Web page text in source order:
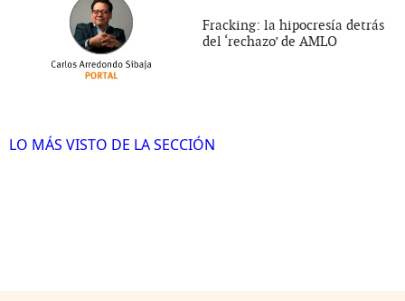
Fracking: la hipocresía detrás
del ‘rechazo’ de AMLO
LO MÁS VISTO DE LA SECCIÓN